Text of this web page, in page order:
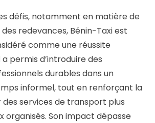
défis, notamment en matière de
redevances, Bénin-Taxi est
comme une réussite
permis d’introduire des
durables dans un
informel, tout en renforçant la
services de transport plus
organisés. Son impact dépasse